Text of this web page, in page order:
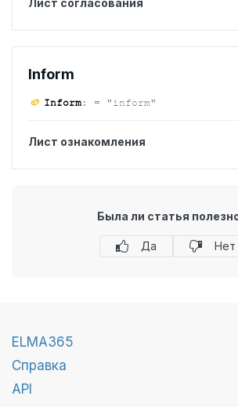
Лист согласования
Inform
Inform: = "inform"
Лист ознакомления
Была ли статья
Да Нет
ELMA365
Справка
API